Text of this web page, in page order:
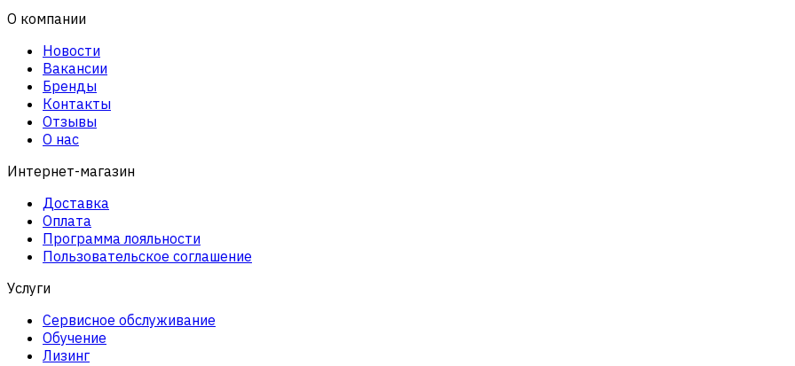
О компании
Новости
Вакансии
Бренды
Контакты
Отзывы
О нас
Интернет-магазин
Доставка
Оплата
Программа лояльности
Пользовательское соглашение
Услуги
Сервисное обслуживание
Обучение
Лизинг